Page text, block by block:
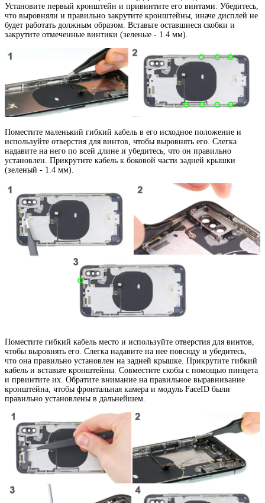
Установите первый кронштейн и привинтите его винтами. Убедитесь,
что выровняли и правильно закрутите кронштейны, иначе дисплей не
будет работать должным образом. Вставьте оставшиеся скобки и
закрутите отмеченные винтики (зеленые - 1.4 мм).
Поместите маленький гибкий кабель в его исходное положение и
используйте отверстия для винтов, чтобы выровнять его. Слегка
надавите на него по всей длине и убедитесь, что он правильно
установлен. Прикрутите кабель к боковой части задней крышки
(зеленый - 1.4 мм).
Поместите гибкий кабель место и используйте отверстия для винтов,
чтобы выровнять его. Слегка надавите на нее повсюду и убедитесь,
что она правильно установлен на задней крышке. Прикрутите гибкий
кабель и вставьте кронштейны. Совместите скобы с помощью пинцета
и првинтите их. Обратите внимание на правильное выравнивание
кронштейна, чтобы фронтальная камера и модуль FaceID были
правильно установлены в дальнейшем.